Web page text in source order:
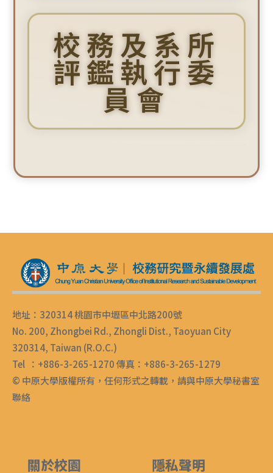
校務及系所
評鑑執行委
員會
地址：320314 桃園市中壢區中北路200號
No. 200, Zhongbei Rd., Zhongli Dist., Taoyuan City
320314, Taiwan (R.O.C.)
Tel ：+886-3-265-1270 傳真：+886-3-265-1279
© 中原大學版權所有，任何形式之轉載，請與中原大學秘書室
聯絡
關於校園 隱私聲明